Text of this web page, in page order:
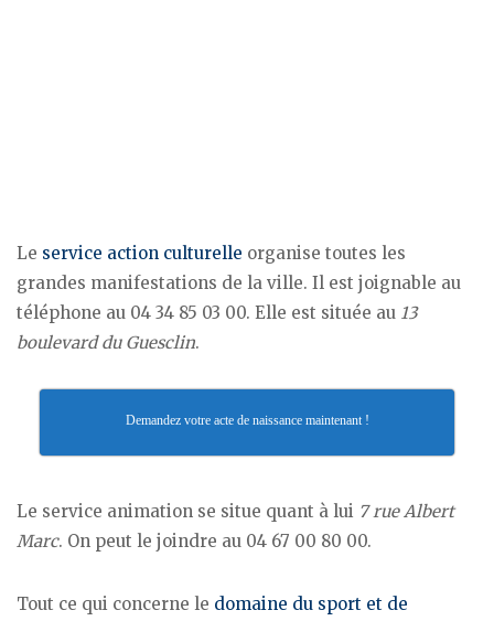
Le service action culturelle organise toutes les
grandes manifestations de la ville. Il est joignable au
téléphone au 04 34 85 03 00. Elle est située au 13
boulevard du Guesclin.
Demandez votre acte de naissance maintenant !
Le service animation se situe quant à lui 7 rue Albert
Marc. On peut le joindre au 04 67 00 80 00.
Tout ce qui concerne le domaine du sport et de